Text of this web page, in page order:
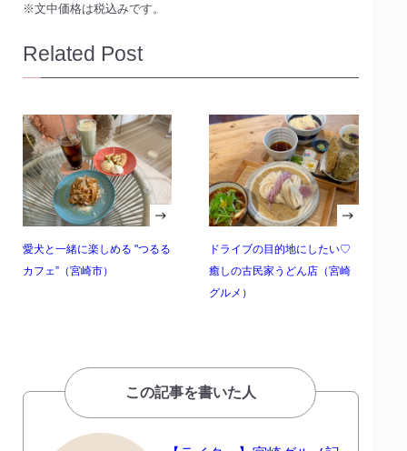
※文中価格は税込みです。
Related Post
愛犬と一緒に楽しめる "つるる
カフェ”（宮崎市）
ドライブの目的地にしたい♡
癒しの古民家うどん店（宮崎
グルメ）
この記事を書いた人